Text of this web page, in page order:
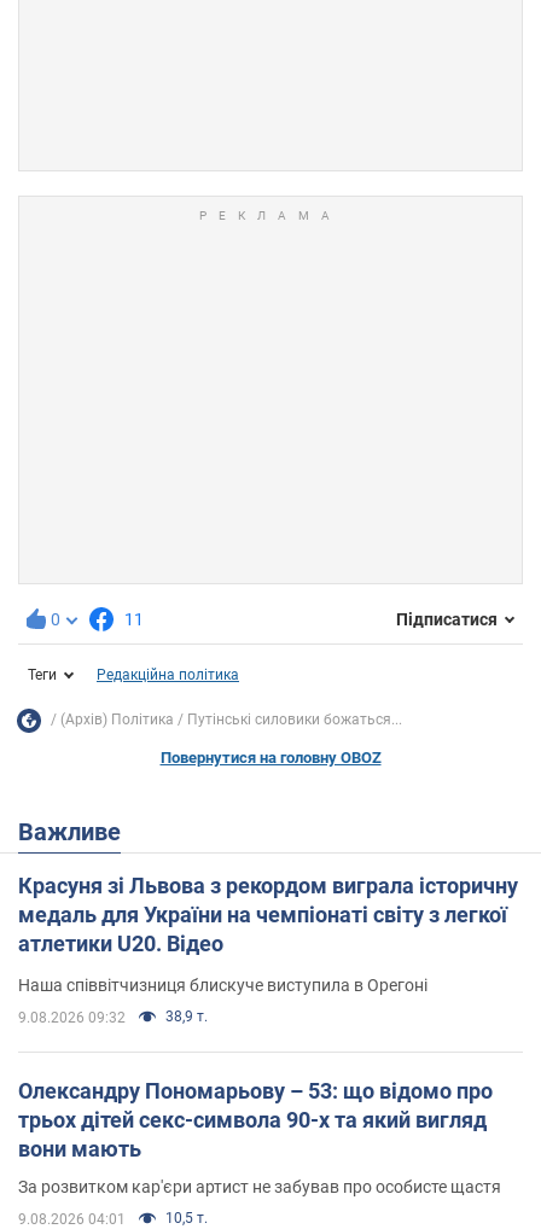
0 11 Підписатися
Теги Редакційна політика
(Архів) Політика Путінські силовики божаться...
Повернутися на головну OBOZ
Важливе
Красуня зі Львова з рекордом виграла історичну
медаль для України на чемпіонаті світу з легкої
атлетики U20. Відео
Наша співвітчизниця блискуче виступила в Орегоні
9.08.2026 09:32 38,9 т.
Олександру Пономарьову – 53: що відомо про
трьох дітей секс-символа 90-х та який вигляд
вони мають
За розвитком кар'єри артист не забував про особисте щастя
9.08.2026 04:01 10,5 т.